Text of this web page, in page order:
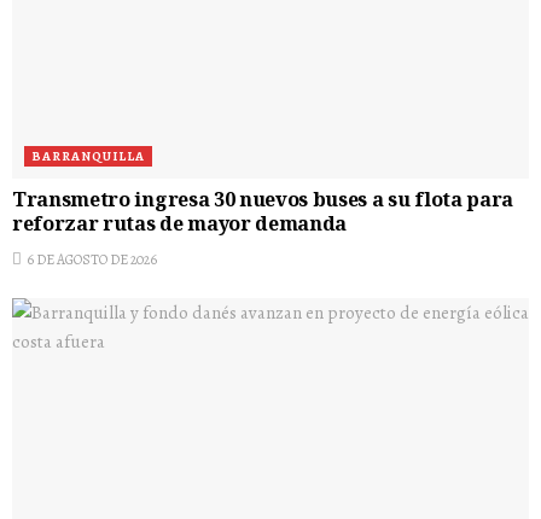
BARRANQUILLA
Transmetro ingresa 30 nuevos buses a su flota para
reforzar rutas de mayor demanda
6 DE AGOSTO DE 2026